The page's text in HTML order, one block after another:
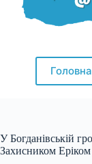
Головна
У Богданівській
Захисником